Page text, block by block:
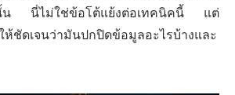
นั้น นี่ไม่ใช่ข้อโต้แย้งต่อเทคนิคนี้ แต่
ห้ชัดเจนว่ามันปกปิดข้อมูลอะไรบ้างและ